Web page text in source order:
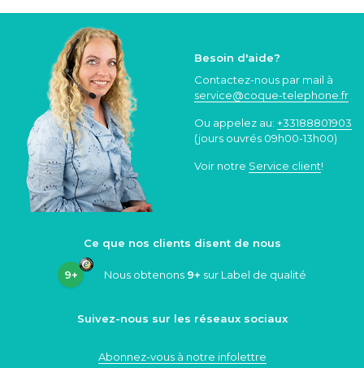
Besoin d'aide?
Contactez-nous par mail à
service@coque-telephone.fr
Ou appelez au: +33188801903
(jours ouvrés 09h00-13h00)
Voir notre Service client!
Ce que nos clients disent de nous
9+ Nous obtenons 9+ sur Label de qualité
Suivez-nous sur les réseaux sociaux
Abonnez-vous à notre infolettre